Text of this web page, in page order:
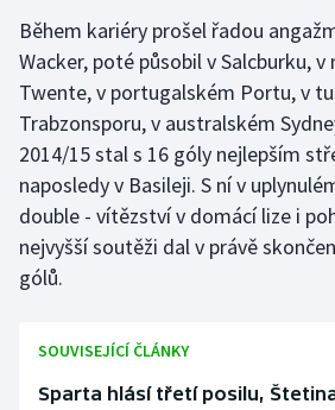
Krasobruslení
Lezení
Lyže a snowboard
Moderní pětiboj
Motorsport
Během kariéry prošel řadou
Wacker, poté působil v Salcburku,
Twente, v portugalském Portu, v
Trabzonsporu, v australském
2014/15 stal s 16 góly nejlepším
naposledy v Basileji. S ní v
double - vítězství v domácí lize i
nejvyšší soutěži dal v právě
gólů.
SOUVISEJÍCÍ ČLÁNKY
Sparta hlásí třetí posilu,